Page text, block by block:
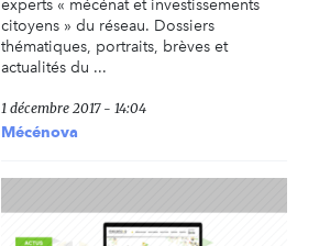
experts « mécénat et investissements
citoyens » du réseau. Dossiers
thématiques, portraits, brèves et
actualités du ...
1 décembre 2017 - 14:04
Mécénova